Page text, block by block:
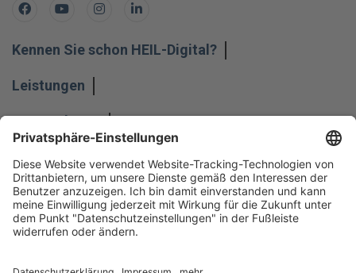
FacebookYoutubeInstagramLinkedIn
Kennen Sie schon HEIL-Digital?
Leistungen
Unternehmen
Impressum